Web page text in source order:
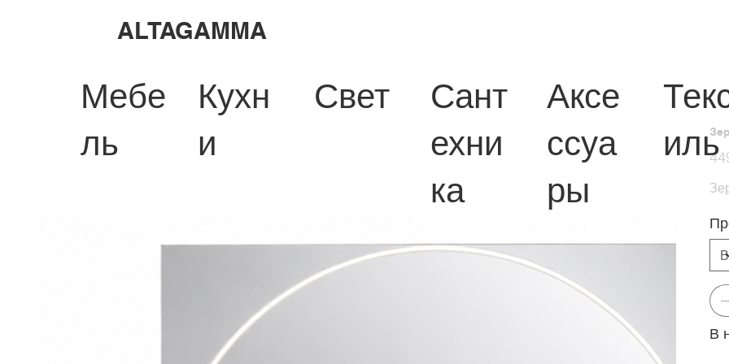
ALTAGAMMA
Мебе
ль
Кухн
и
Свет
Сант
ехни
ка
Аксе
ссуа
ры
ильцена
В